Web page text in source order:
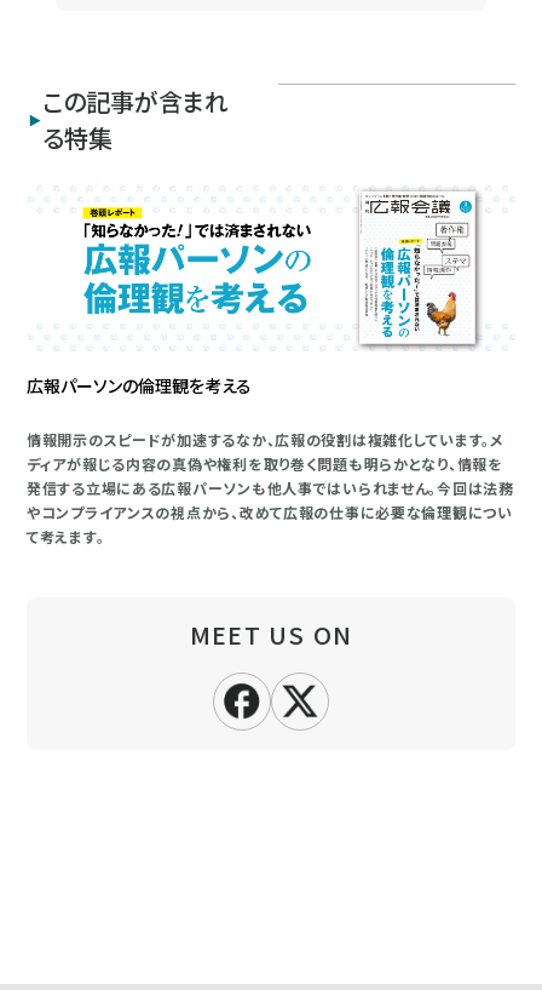
この記事が含まれ
る特集
広報パーソンの倫理観を考える
情報開示のスピードが加速するなか、広報の役割は複雑化しています。メ
ディアが報じる内容の真偽や権利を取り巻く問題も明らかとなり、情報を
発信する立場にある広報パーソンも他人事ではいられません。今回は法務
やコンプライアンスの視点から、改めて広報の仕事に必要な倫理観につい
て考えます。
MEET US ON